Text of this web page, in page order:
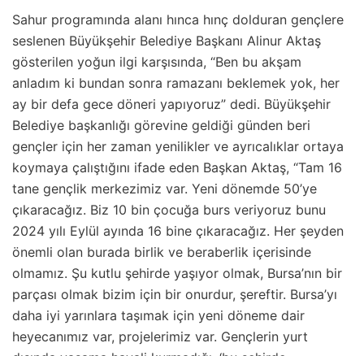
Sahur programında alanı hınca hınç dolduran gençlere
seslenen Büyükşehir Belediye Başkanı Alinur Aktaş
gösterilen yoğun ilgi karşısında, “Ben bu akşam
anladım ki bundan sonra ramazanı beklemek yok, her
ay bir defa gece döneri yapıyoruz” dedi. Büyükşehir
Belediye başkanlığı görevine geldiği günden beri
gençler için her zaman yenilikler ve ayrıcalıklar ortaya
koymaya çalıştığını ifade eden Başkan Aktaş, “Tam 16
tane gençlik merkezimiz var. Yeni dönemde 50’ye
çıkaracağız. Biz 10 bin çocuğa burs veriyoruz bunu
2024 yılı Eylül ayında 16 bine çıkaracağız. Her şeyden
önemli olan burada birlik ve beraberlik içerisinde
olmamız. Şu kutlu şehirde yaşıyor olmak, Bursa’nın bir
parçası olmak bizim için bir onurdur, şereftir. Bursa’yı
daha iyi yarınlara taşımak için yeni döneme dair
heyecanımız var, projelerimiz var. Gençlerin yurt